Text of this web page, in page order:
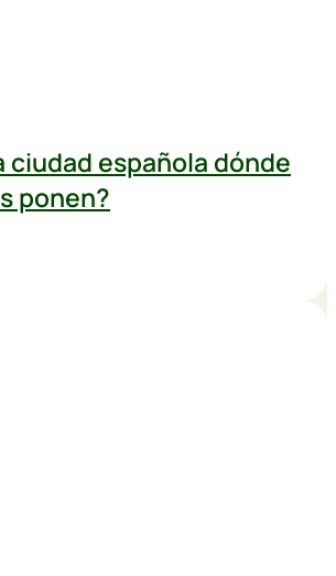
ciudad española dónde
ponen?